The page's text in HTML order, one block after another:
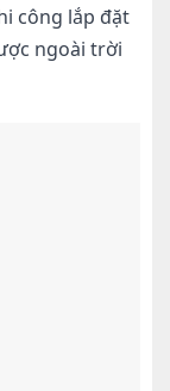
công lắp đặt
ngoài trời